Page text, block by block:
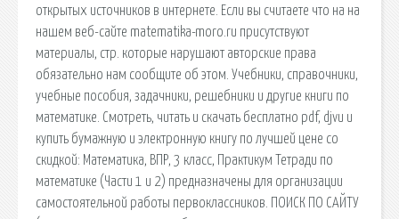
открытых источников в интернете. Если вы считаете что на на
нашем веб-сайте matematika-moro.ru присутствуют
материалы, стр. которые нарушают авторские права
обязательно нам сообщите об этом. Учебники, справочники,
учебные пособия, задачники, решебники и другие книги по
математике. Смотреть, читать и скачать бесплатно pdf, djvu и
купить бумажную и электронную книгу по лучшей цене со
скидкой: Математика, ВПР, 3 класс, Практикум Тетради по
математике (Части 1 и 2) предназначены для организации
самостоятельной работы первоклассников. ПОИСК ПО САЙТУ